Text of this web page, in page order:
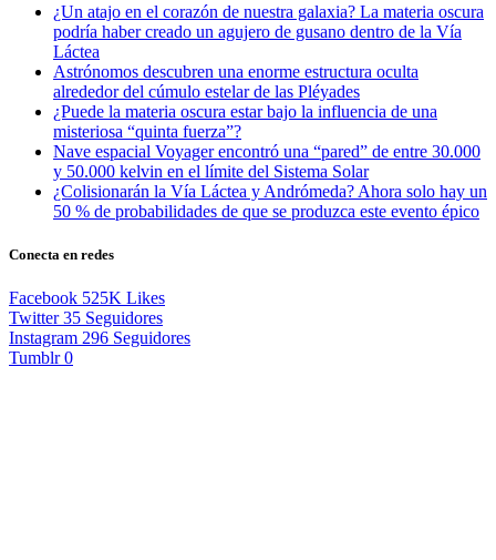
¿Un atajo en el corazón de nuestra galaxia? La materia oscura
podría haber creado un agujero de gusano dentro de la Vía
Láctea
Astrónomos descubren una enorme estructura oculta
alrededor del cúmulo estelar de las Pléyades
¿Puede la materia oscura estar bajo la influencia de una
misteriosa “quinta fuerza”?
Nave espacial Voyager encontró una “pared” de entre 30.000
y 50.000 kelvin en el límite del Sistema Solar
¿Colisionarán la Vía Láctea y Andrómeda? Ahora solo hay un
50 % de probabilidades de que se produzca este evento épico
Conecta en redes
Facebook 525K Likes
Twitter 35 Seguidores
Instagram 296 Seguidores
Tumblr 0